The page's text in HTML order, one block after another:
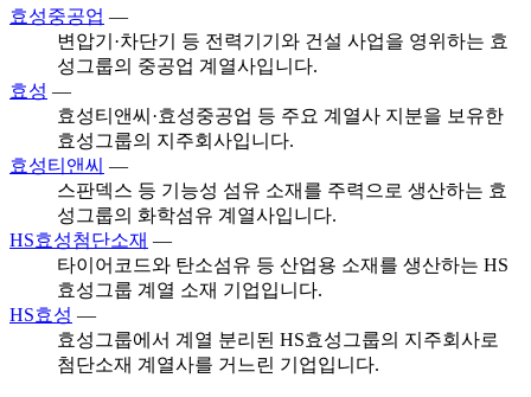
효성중공업 —
변압기·차단기 등 전력기기와 건설 사업을 영위하는 효
성그룹의 중공업 계열사입니다.
효성 —
효성티앤씨·효성중공업 등 주요 계열사 지분을 보유한
효성그룹의 지주회사입니다.
효성티앤씨 —
스판덱스 등 기능성 섬유 소재를 주력으로 생산하는 효
성그룹의 화학섬유 계열사입니다.
HS효성첨단소재 —
타이어코드와 탄소섬유 등 산업용 소재를 생산하는 HS
효성그룹 계열 소재 기업입니다.
HS효성 —
효성그룹에서 계열 분리된 HS효성그룹의 지주회사로
첨단소재 계열사를 거느린 기업입니다.